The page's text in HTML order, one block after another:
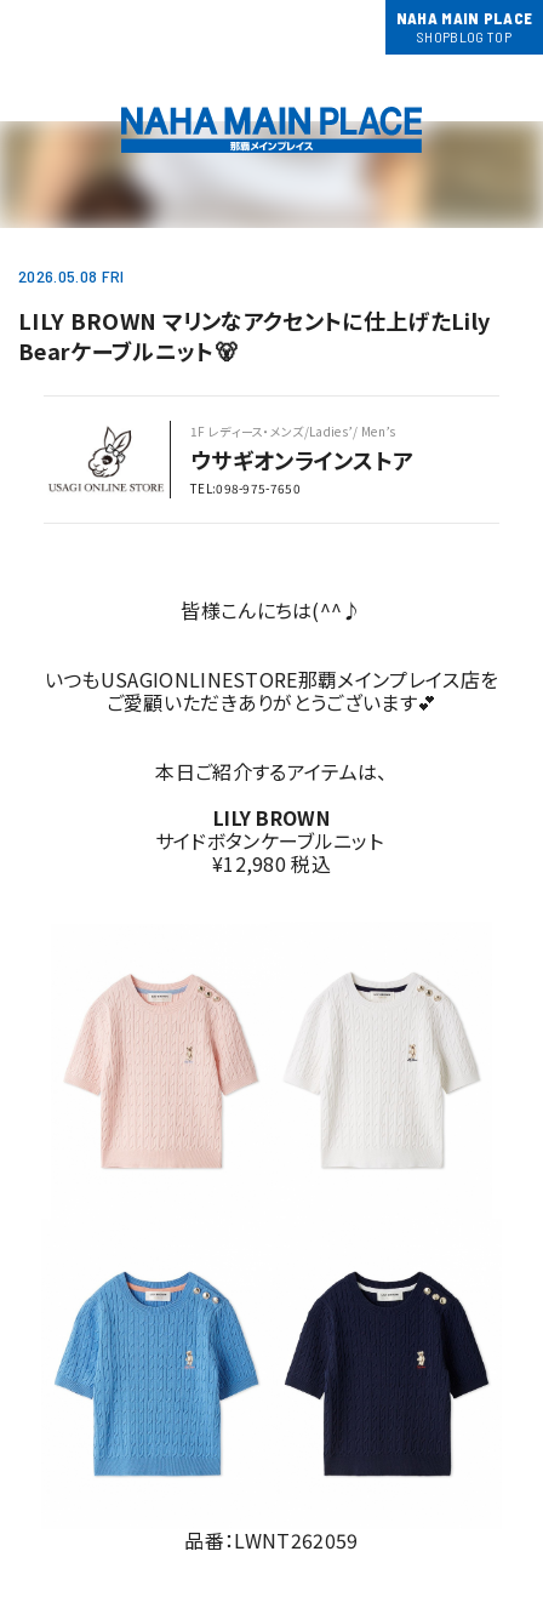
NAHA MAIN PLACE
SHOPBLOG TOP
2026.05.08 FRI
LILY BROWN マリンなアクセントに仕上げたLily
Bearケーブルニット🐻
1F レディース・メンズ/Ladies’/ Men’s
ウサギオンラインストア
TEL:098-975-7650
皆様こんにちは(^^♪
いつもUSAGIONLINESTORE那覇メインプレイス店を
ご愛顧いただきありがとうございます💕
本日ご紹介するアイテムは、
LILY BROWN
サイドボタンケーブルニット
¥12,980 税込
品番：LWNT262059